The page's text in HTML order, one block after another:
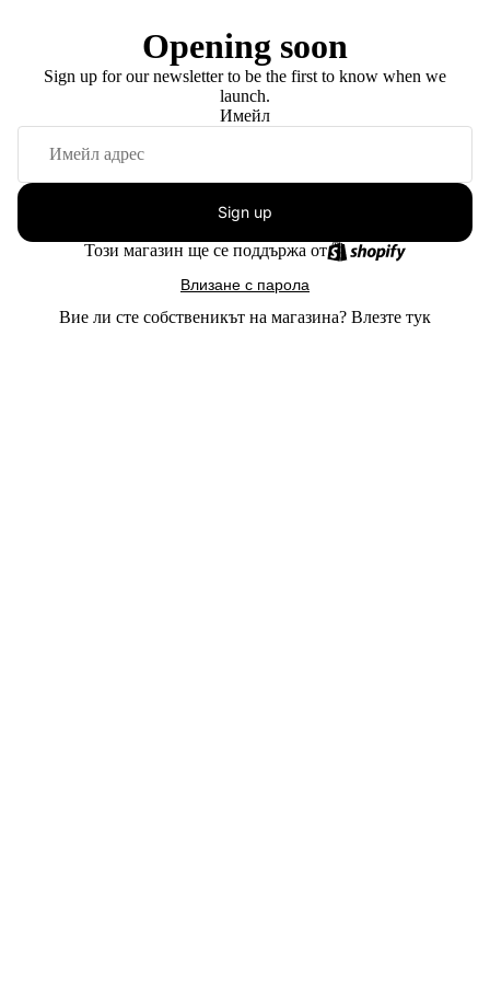
Opening soon
Sign up for our newsletter to be the first to know when we
launch.
Имейл
Sign up
Този магазин ще се поддържа от
Влизане с парола
Вие ли сте собственикът на магазина? Влезте тук